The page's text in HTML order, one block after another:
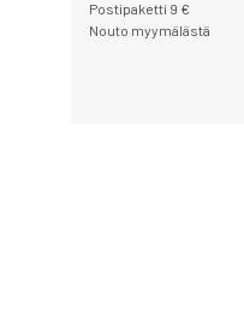
Postipaketti 9 €
Nouto myymälästä